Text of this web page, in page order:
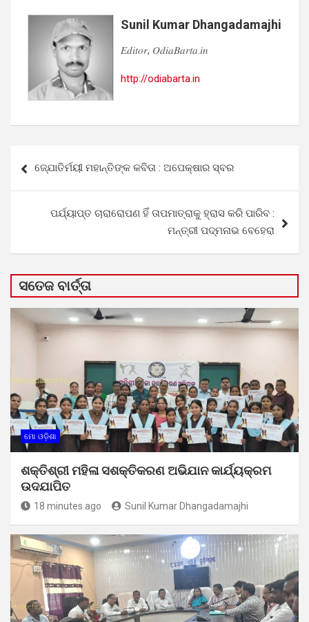
Sunil Kumar Dhangadamajhi
𝐸𝑑𝑖𝑡𝑜𝑟, 𝑂𝑑𝑖𝑎𝐵𝑎𝑟𝑡𝑎.𝑖𝑛
http://odiabarta.in
navigation
ଜ୍ଯୋତିର୍ମୟୀ ମହାନ୍ତିଙ୍କ କବିତା : ଅପେକ୍ଷାର ସ୍ବର
ପର୍ଯ୍ୟାପ୍ତ ଚାରାରୋପଣ ହିଁ ତାପମାତ୍ରାକୁ ହ୍ରାସ କରି ପାରିବ :
ମନ୍ତ୍ରୀ ପଦ୍ମନାଭ ବେହେରା
ସତେଜ ବାର୍ତ୍ତା
ମୋ ଓଡ଼ିଶା
ଶକ୍ତିଶ୍ରୀ ମହିଳା ସଶକ୍ତିକରଣ ଅଭିଯାନ କାର୍ଯ୍ୟକ୍ରମ
ଉଦଯାପିତ
18 minutes ago Sunil Kumar Dhangadamajhi